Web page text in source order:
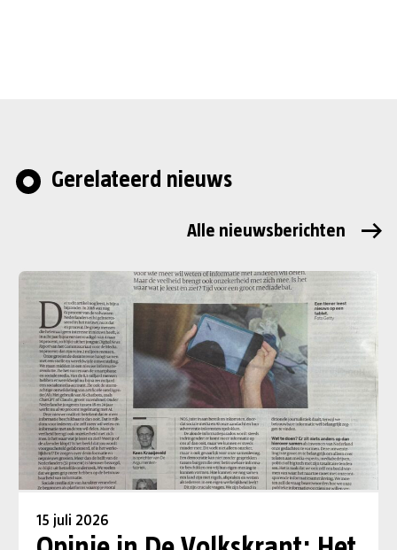
Gerelateerd nieuws
Alle nieuwsberichten
15 juli 2026